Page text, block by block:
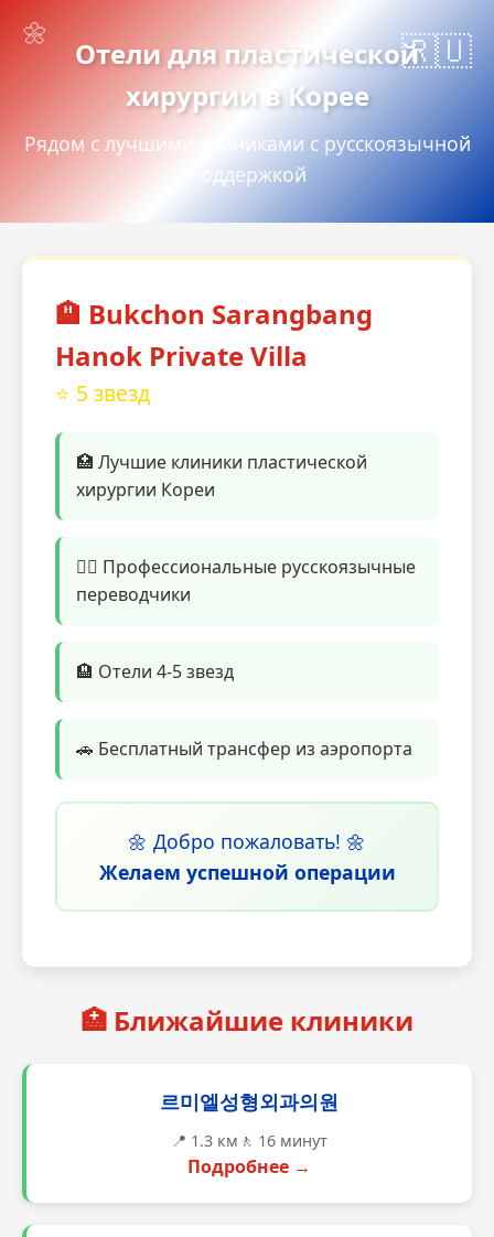
Отели для пластической
хирургии в Корее
Рядом с лучшими клиниками с русскоязычной
поддержкой
🏨 Bukchon Sarangbang
Hanok Private Villa
⭐ 5 звезд
🏥 Лучшие клиники пластической
хирургии Кореи
👨‍⚕️ Профессиональные русскоязычные
переводчики
🏨 Отели 4-5 звезд
🚗 Бесплатный трансфер из аэропорта
🌼 Добро пожаловать! 🌼
Желаем успешной операции
🏥 Ближайшие клиники
르미엘성형외과의원
📍 1.3 км 🚶 16 минут
Подробнее →